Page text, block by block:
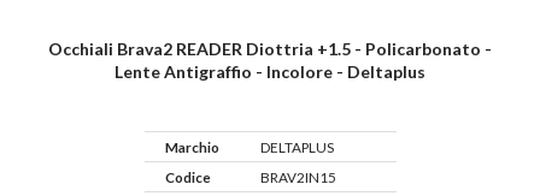
Occhiali Brava2 READER Diottria +1.5 - Policarbonato -
Lente Antigraffio - Incolore - Deltaplus
Marchio
DELTAPLUS
Codice
BRAV2IN15